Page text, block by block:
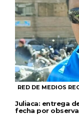
RED DE MEDIOS
Juliaca: entrega
fecha por